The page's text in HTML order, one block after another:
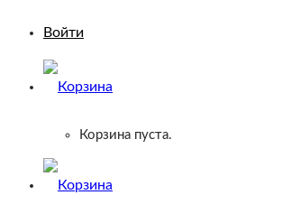
Войти
Корзина пуста.